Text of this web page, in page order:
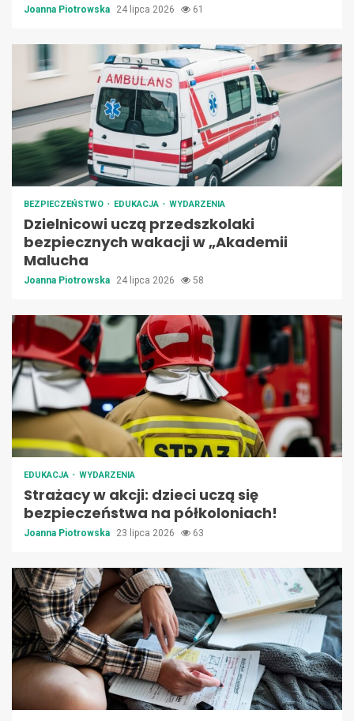
Joanna Piotrowska 24 lipca 2026 61
BEZPIECZEŃSTWO EDUKACJA WYDARZENIA
Dzielnicowi uczą przedszkolaki
bezpiecznych wakacji w „Akademii
Malucha
Joanna Piotrowska 24 lipca 2026 58
EDUKACJA WYDARZENIA
Strażacy w akcji: dzieci uczą się
bezpieczeństwa na półkoloniach!
Joanna Piotrowska 23 lipca 2026 63